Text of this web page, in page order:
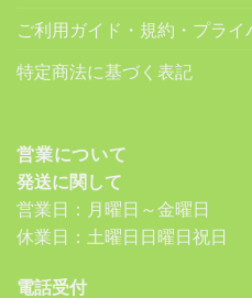
ご利用ガイド・規約・プライ
特定商法に基づく表記
営業について
発送に関して
営業日：月曜日～金曜日
休業日：土曜日日曜日祝日
電話受付